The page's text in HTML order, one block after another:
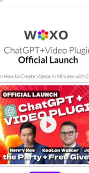
מעבר לאתר הכלי